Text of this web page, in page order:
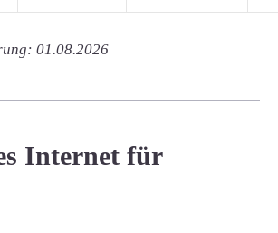
01.08.2026
Internet für